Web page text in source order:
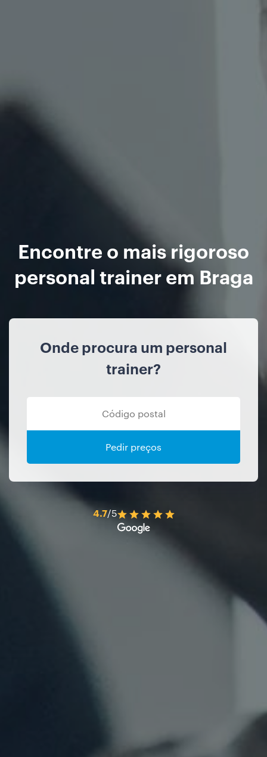
Encontre o mais rigoroso
personal trainer em Braga
Onde procura um personal
trainer?
Pedir preços
4.7/5